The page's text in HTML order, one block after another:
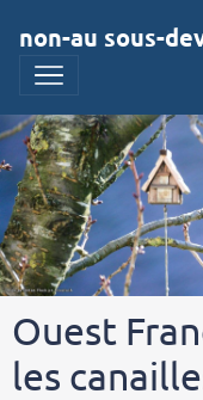
non-au sous-
Ouest
les